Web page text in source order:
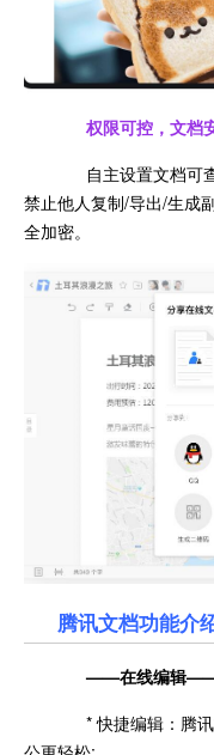
权限可控，文档
自主设置文档可查
禁止他人复制/导出/生成
全加密。
腾讯文档功能介
——在线编辑
* 快捷编辑：腾讯